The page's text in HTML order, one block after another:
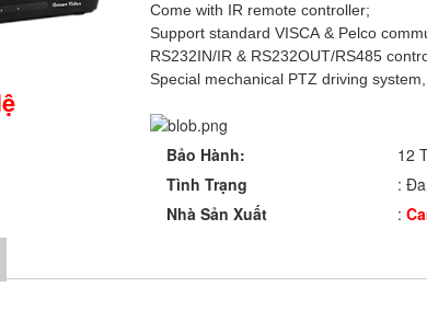
Come with IR remote controller;
Support standard VISCA & Pelco
RS232IN/IR & RS232OUT/RS485
Special mechanical PTZ driving
Bảo Hành:
12
Tình Trạng
:
Nhà Sản Xuất
: